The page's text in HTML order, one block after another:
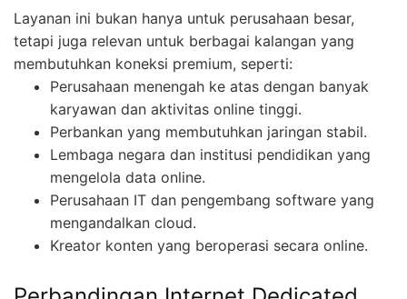
Layanan ini bukan hanya untuk perusahaan besar,
tetapi juga relevan untuk berbagai kalangan yang
membutuhkan koneksi premium, seperti:
Perusahaan menengah ke atas dengan banyak
karyawan dan aktivitas online tinggi.
Perbankan yang membutuhkan jaringan stabil.
Lembaga negara dan institusi pendidikan yang
mengelola data online.
Perusahaan IT dan pengembang software yang
mengandalkan cloud.
Kreator konten yang beroperasi secara online.